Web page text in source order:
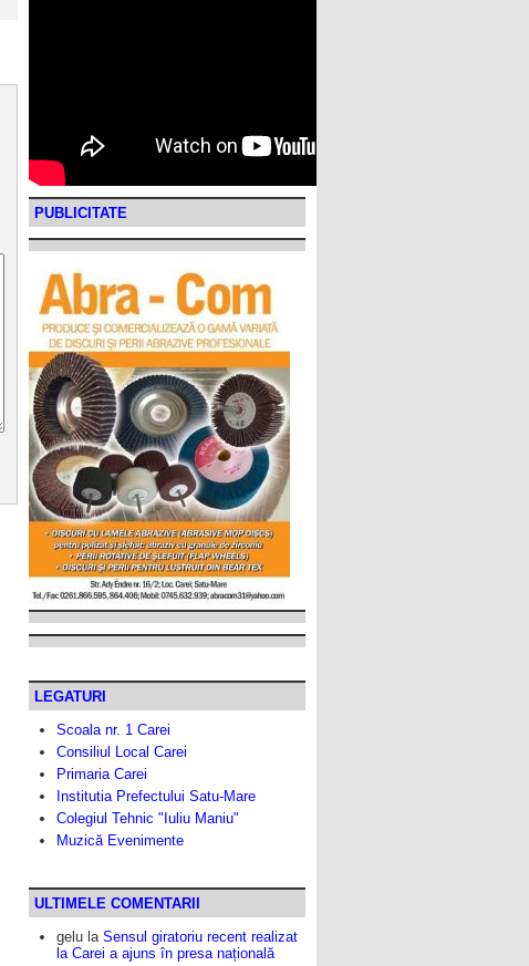
PUBLICITATE
LEGATURI
Scoala nr. 1 Carei
Consiliul Local Carei
Primaria Carei
Institutia Prefectului Satu-Mare
Colegiul Tehnic "Iuliu Maniu"
Muzică Evenimente
ULTIMELE COMENTARII
gelu la Sensul giratoriu recent realizat
la Carei a ajuns în presa națională